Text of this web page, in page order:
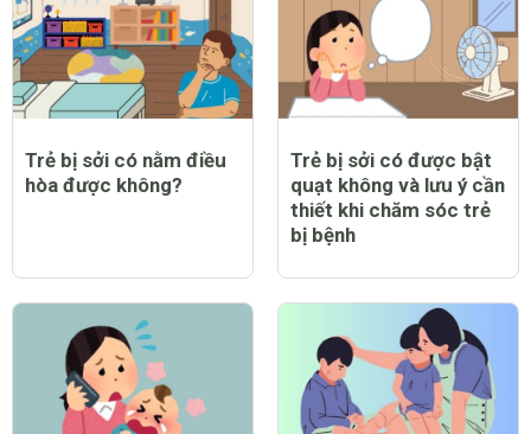
CHỦ ĐỀ MỚI
thiết khi chăm sóc trẻ
bị bệnh